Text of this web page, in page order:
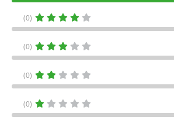
(0)
(0)
(0)
(0)